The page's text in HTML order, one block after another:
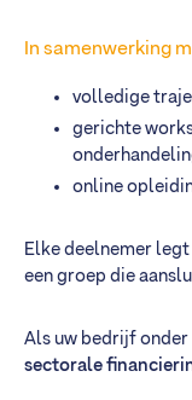
In samenwerking
volledige
gerichte
online
Elke deelnemer
een groep die
Als uw bedrijf onder
sectorale